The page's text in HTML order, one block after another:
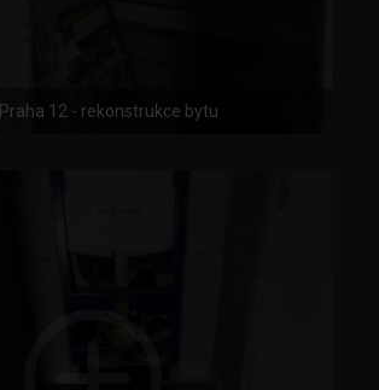
Praha 12 - rekonstrukce bytu